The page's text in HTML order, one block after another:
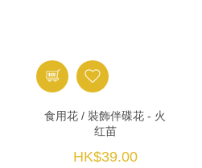
食用花 / 裝飾伴碟花 - 火
红苗
HK$39.00